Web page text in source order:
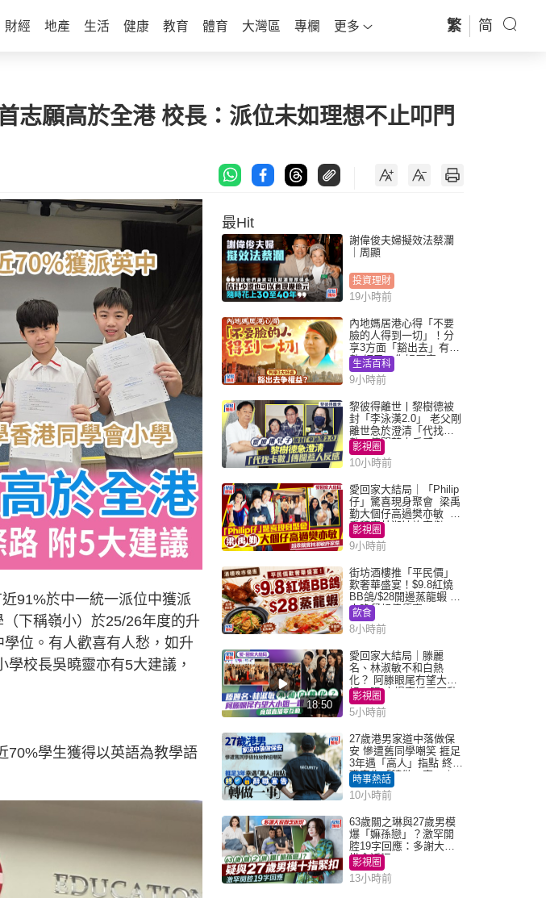
財經 地產 生活 健康 教育 體育 大灣區 專欄 更多 繁 简
志願高於全港 校長：派位未如理想不止叩門
91%於中一統一派位中獲派
下稱嶺小）於25/26年度的升
位。有人歡喜有人愁，如升
校長吳曉靈亦有5大建議，
70%學生獲得以英語為教學語
最Hit
謝偉俊夫婦擬效法蔡瀾
｜周顯
投資理財
19小時前
內地媽居港心得「不要
臉的人得到一切」！分
享3方面「豁出去」有著
數 網民：你好厲害
生活百科
9小時前
黎彼得離世丨黎樹德被
封「李泳漢2.0」 老父剛
離世急於澄清「代找卡
數」傳聞惹人反感
影視圈
10小時前
愛回家大結局｜「Philip
仔」驚喜現身聚會 梁禹
勤大個仔高過樊亦敏 超
乖黐實林淑敏許家傑
影視圈
9小時前
街坊酒樓推「平民價」
歎奢華盛宴！$9.8紅燒
BB鴿/$28開邊蒸龍蝦 3
大晚餐超值優惠
飲食
8小時前
18:50
愛回家大結局｜滕麗
名、林淑敏不和白熱
化？ 阿滕眼尾冇望大小
姐一眼 商場直播零互動
影視圈
5小時前
27歲港男家道中落做保
安 慘遭舊同學嘲笑 捱足
3年遇「高人」指點 終辭
職宣告「轉做一事」｜
Juicy叮
時事熱話
10小時前
63歲關之琳與27歲男模
爆「嫲孫戀」？激罕開
腔19字回應：多謝大家
掛念近況
影視圈
13小時前